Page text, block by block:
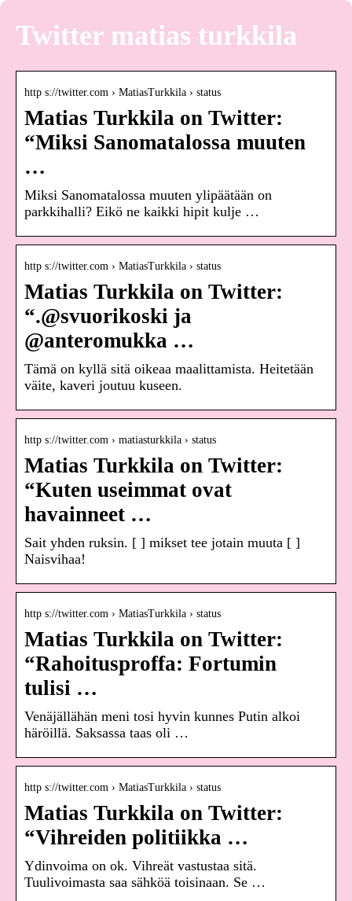
Twitter matias turkkila
http s://twitter.com › MatiasTurkkila › status
Matias Turkkila on Twitter:
“Miksi Sanomatalossa muuten
…
Miksi Sanomatalossa muuten ylipäätään on
parkkihalli? Eikö ne kaikki hipit kulje …
http s://twitter.com › MatiasTurkkila › status
Matias Turkkila on Twitter:
“.@svuorikoski ja
@anteromukka …
Tämä on kyllä sitä oikeaa maalittamista. Heitetään
väite, kaveri joutuu kuseen.
http s://twitter.com › matiasturkkila › status
Matias Turkkila on Twitter:
“Kuten useimmat ovat
havainneet …
Sait yhden ruksin. [ ] mikset tee jotain muuta [ ]
Naisvihaa!
http s://twitter.com › MatiasTurkkila › status
Matias Turkkila on Twitter:
“Rahoitusproffa: Fortumin
tulisi …
Venäjällähän meni tosi hyvin kunnes Putin alkoi
häröillä. Saksassa taas oli …
http s://twitter.com › MatiasTurkkila › status
Matias Turkkila on Twitter:
“Vihreiden politiikka …
Ydinvoima on ok. Vihreät vastustaa sitä.
Tuulivoimasta saa sähköä toisinaan. Se …